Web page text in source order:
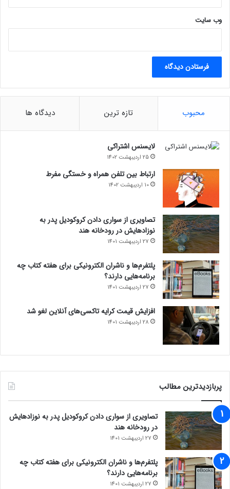
وب‌ سایت
محبوب تازه ترین دیدگاه ها
لایسنس اشتراکی
25 اردیبهشت 1402
ارتباط بین تلفن همراه و خستگی مفرط
10 اردیبهشت 1402
تصاویری از سواری دادن کروکودیل پدر به
نوزادهایش در رودخانه هند
27 اردیبهشت 1401
پلتفرم‌ها و ناشران الکترونیکی برای هفته کتاب چه
برنامه‌هایی دارند؟
27 اردیبهشت 1401
افزایش قیمت کرایه تاکسی‌های آنلاین لغو شد
28 اردیبهشت 1401
پربازدیدترین مطالب
تصاویری از سواری دادن کروکودیل پدر به نوزادهایش
در رودخانه هند
27 اردیبهشت 1401
پلتفرم‌ها و ناشران الکترونیکی برای هفته کتاب چه
برنامه‌هایی دارند؟
27 اردیبهشت 1401